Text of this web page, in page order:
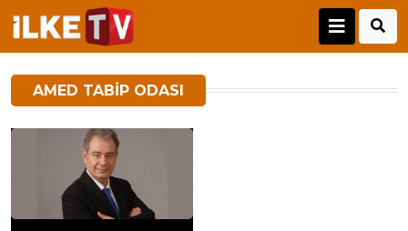
AMED TABIP ODASI